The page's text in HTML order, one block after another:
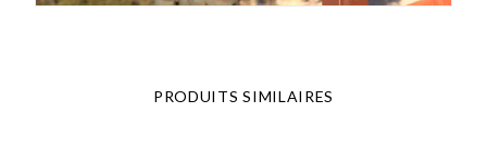
PRODUITS SIMILAIRES